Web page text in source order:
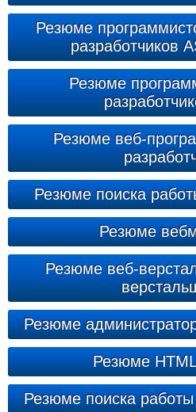
Резюме
разработчиков
Резюме
Резюме веб-
Резюме поиска
Резюме
Резюме веб-
Резюме
Резюме
Резюме поиска